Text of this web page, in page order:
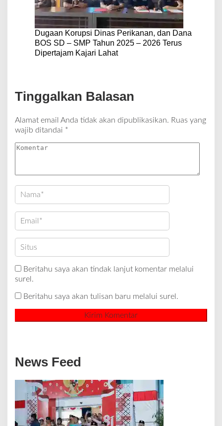
Dugaan Korupsi Dinas Perikanan, dan Dana
BOS SD – SMP Tahun 2025 – 2026 Terus
Dipertajam Kajari Lahat
Tinggalkan Balasan
Alamat email Anda tidak akan dipublikasikan. Ruas yang
wajib ditandai *
Beritahu saya akan tindak lanjut komentar melalui
surel.
Beritahu saya akan tulisan baru melalui surel.
News Feed